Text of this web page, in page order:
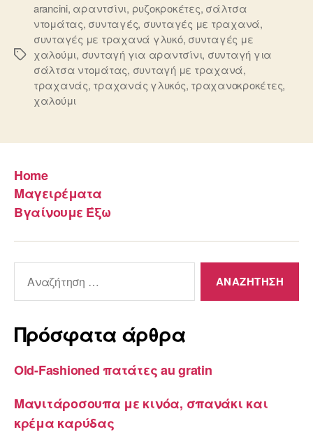
Ετικέτες
arancini, αραντσίνι, ρυζοκροκέτες, σάλτσα
ντομάτας, συνταγές, συνταγές με τραχανά,
συνταγές με τραχανά γλυκό, συνταγές με
χαλούμι, συνταγή για αραντσίνι, συνταγή για
σάλτσα ντομάτας, συνταγή με τραχανά,
τραχανάς, τραχανάς γλυκός, τραχανοκροκέτες,
χαλούμι
Home
Μαγειρέματα
Βγαίνουμε Έξω
για:
Πρόσφατα άρθρα
Old-Fashioned πατάτες au gratin
Μανιτάροσουπα με κινόα, σπανάκι και
κρέμα καρύδας